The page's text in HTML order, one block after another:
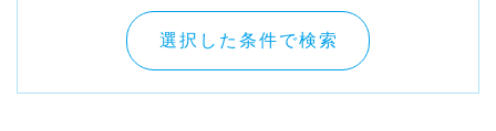
選択した条件で検索